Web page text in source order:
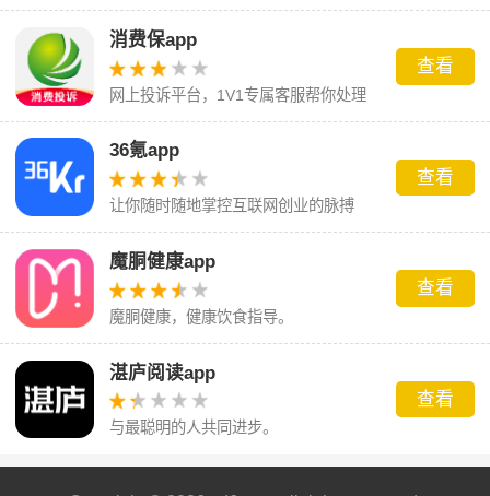
消费保app
网上投诉平台，1V1专属客服帮你处理
您的消费投诉问题
查看
36氪app
让你随时随地掌控互联网创业的脉搏
查看
魔胴健康app
魔胴健康，健康饮食指导。
查看
湛庐阅读app
与最聪明的人共同进步。
查看